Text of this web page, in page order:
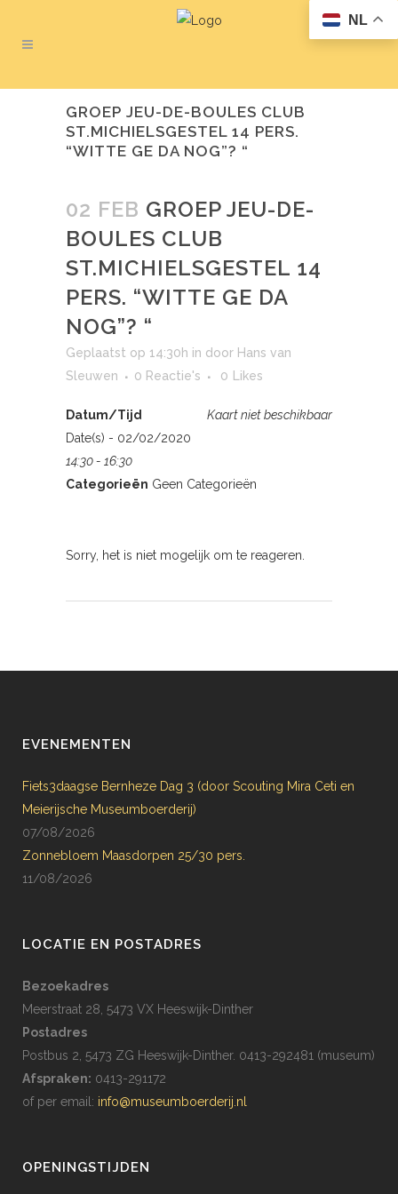
GROEP JEU-DE-BOULES CLUB
ST.MICHIELSGESTEL 14 PERS.
“WITTE GE DA NOG”? “
02 FEB GROEP JEU-DE-
BOULES CLUB
ST.MICHIELSGESTEL 14
PERS. “WITTE GE DA
NOG”? “
Geplaatst op 14:30h in door Hans van
Sleuwen
0 Reactie's 0 Likes
Kaart niet beschikbaar
Datum/Tijd
Date(s) - 02/02/2020
14:30 - 16:30
Categorieën Geen Categorieën
Sorry, het is niet mogelijk om te reageren.
EVENEMENTEN
Fiets3daagse Bernheze Dag 3 (door Scouting Mira Ceti en
Meierijsche Museumboerderij)
07/08/2026
Zonnebloem Maasdorpen 25/30 pers.
11/08/2026
LOCATIE EN POSTADRES
Bezoekadres
Meerstraat 28, 5473 VX Heeswijk-Dinther
Postadres
Postbus 2, 5473 ZG Heeswijk-Dinther. 0413-292481 (museum)
Afspraken: 0413-291172
of per email: info@museumboerderij.nl
OPENINGSTIJDEN
NL